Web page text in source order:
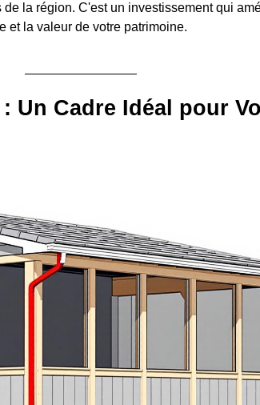
la région. C'est un investissement qui
et la valeur de votre patrimoine.
Un Cadre Idéal pour